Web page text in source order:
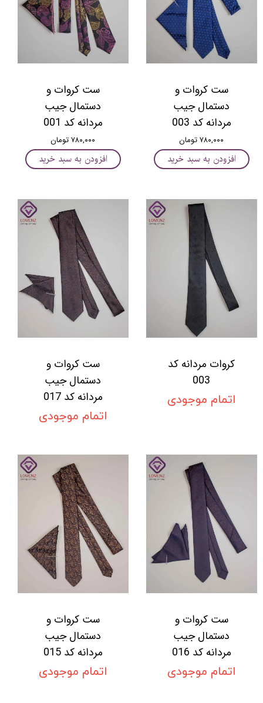
ست کروات و
دستمال جیب
مردانه کد 003
۷۸۰,۰۰۰ تومان
افزودن به سبد خرید
ست کروات و
دستمال جیب
مردانه کد 001
۷۸۰,۰۰۰ تومان
افزودن به سبد خرید
کروات مردانه کد
003
اتمام موجودی
ست کروات و
دستمال جیب
مردانه کد 017
اتمام موجودی
ست کروات و
دستمال جیب
مردانه کد 016
اتمام موجودی
ست کروات و
دستمال جیب
مردانه کد 015
اتمام موجودی